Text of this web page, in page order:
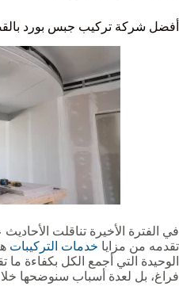
أفضل شركة تركيب جبس بورد
في الفترة الأخيرة تناقلت
تقدمه من مزايا خدمات التركيبات
الوحيدة التي أجمع الكل بكفاءة
فراغ، بل لعدة أسباب سنوضحها خلال